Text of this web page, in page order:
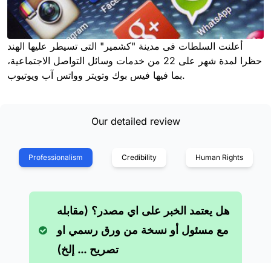
أعلنت السلطات فى مدينة "كشمير" التى تسيطر عليها الهند
حظرا لمدة شهر على 22 من خدمات وسائل التواصل الاجتماعية،
بما فيها فيس بوك وتويتر وواتس آب ويوتيوب.
Our detailed review
Professionalism Credibility Human Rights
هل يعتمد الخبر على اي مصدر؟ (مقابله
مع مسئول أو نسخة من ورق رسمي او
تصريح ... إلخ)